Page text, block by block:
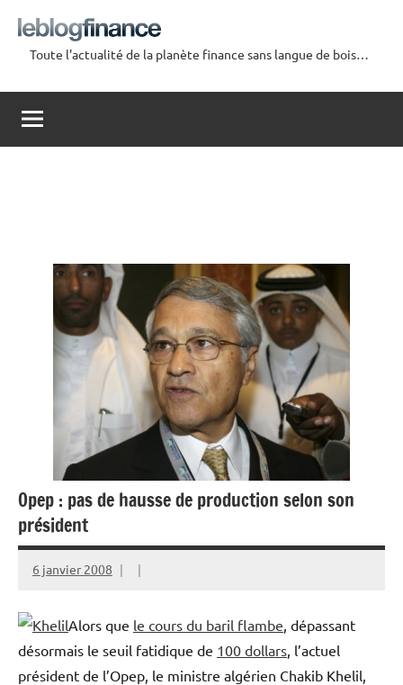
contenu
Blog
Finance
Toute l'actualité de la planète finance sans langue de bois…
Opep : pas de hausse de production selon son
président
6 janvier 2008
Alors que le cours du baril flambe , dépassant
désormais le seuil fatidique de 100 dollars , l’actuel
président de l’Opep, le ministre algérien Chakib Khelil,